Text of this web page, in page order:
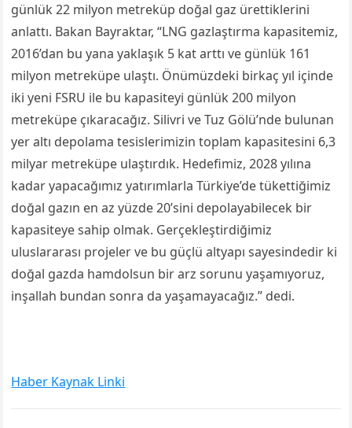
günlük 22 milyon metreküp doğal gaz ürettiklerini
anlattı. Bakan Bayraktar, “LNG gazlaştırma kapasitemiz,
2016’dan bu yana yaklaşık 5 kat arttı ve günlük 161
milyon metreküpe ulaştı. Önümüzdeki birkaç yıl içinde
iki yeni FSRU ile bu kapasiteyi günlük 200 milyon
metreküpe çıkaracağız. Silivri ve Tuz Gölü’nde bulunan
yer altı depolama tesislerimizin toplam kapasitesini 6,3
milyar metreküpe ulaştırdık. Hedefimiz, 2028 yılına
kadar yapacağımız yatırımlarla Türkiye’de tükettiğimiz
doğal gazın en az yüzde 20’sini depolayabilecek bir
kapasiteye sahip olmak. Gerçekleştirdiğimiz
uluslararası projeler ve bu güçlü altyapı sayesindedir ki
doğal gazda hamdolsun bir arz sorunu yaşamıyoruz,
inşallah bundan sonra da yaşamayacağız.” dedi.
Haber Kaynak Linki